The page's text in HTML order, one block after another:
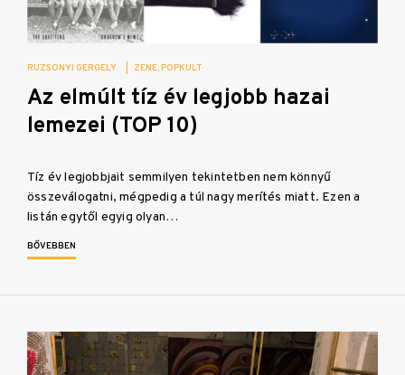
RUZSONYI GERGELY ZENE POPKULT
Az elmúlt tíz év legjobb hazai
lemezei (TOP 10)
Tíz év legjobbjait semmilyen tekintetben nem könnyű
összeválogatni, mégpedig a túl nagy merítés miatt. Ezen a
listán egytől egyig olyan…
BŐVEBBEN